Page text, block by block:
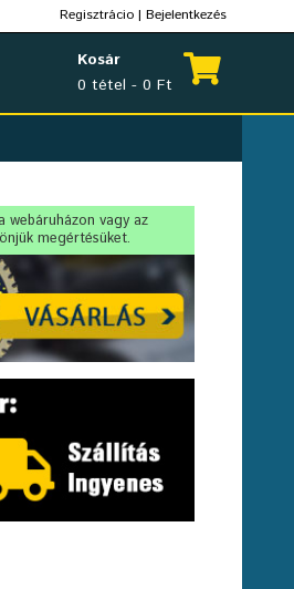
Regisztrácio | Bejelentkezés
Kosár
0 tétel - 0 Ft
webáruházon vagy az
megértésüket.